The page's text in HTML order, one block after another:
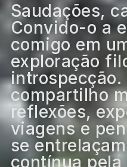
Saudações,
Convido-o a
comigo em
exploração
introspecção.
compartilho
reflexões,
viagens e
se
contínua pela